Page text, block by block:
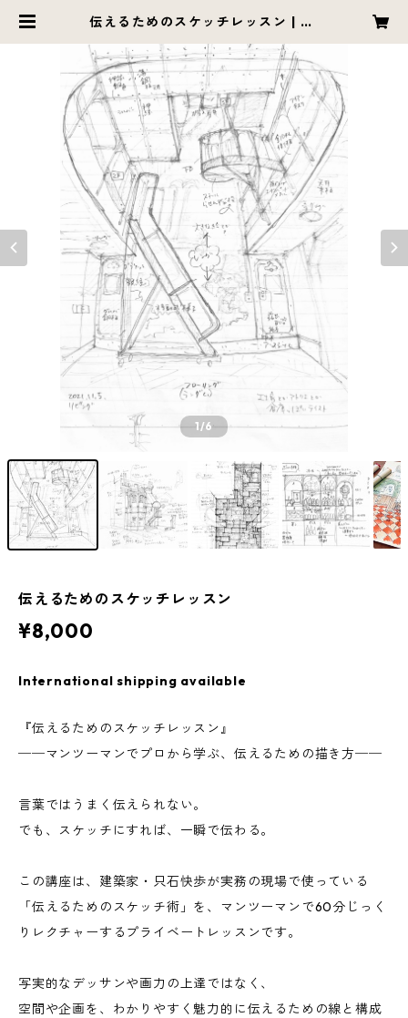
伝えるためのスケッチレッスン | Ku
1/6
伝えるためのスケッチレッスン
¥8,000
International shipping available
『伝えるためのスケッチレッスン』
──マンツーマンでプロから学ぶ、伝えるための描き方──
言葉ではうまく伝えられない。
でも、スケッチにすれば、一瞬で伝わる。
この講座は、建築家・只石快歩が実務の現場で使っている
「伝えるためのスケッチ術」を、マンツーマンで60分じっく
りレクチャーするプライベートレッスンです。
写実的なデッサンや画力の上達ではなく、
空間や企画を、わかりやすく魅力的に伝えるための線と構成